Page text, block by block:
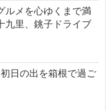
ルメを心ゆくまで満
九里、銚子ドライブ
日の出を箱根で過ご